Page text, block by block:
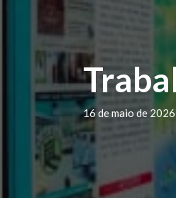
16 de maio de